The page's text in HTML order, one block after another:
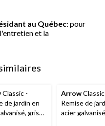
au Québec: pour
et la
Classic -
de jardin en
gris
Arrow
Remise de
acier